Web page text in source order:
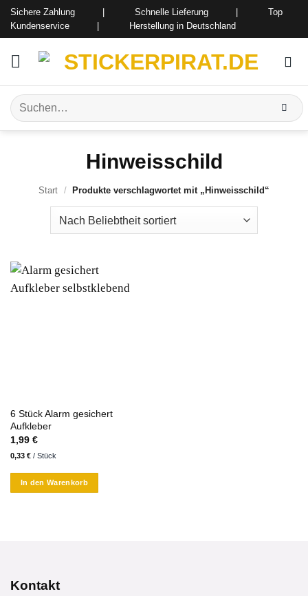
Zum
Inhalt
Sichere Zahlung | Schnelle Lieferung | Top
Kundenservice | Herstellung in Deutschland
Suchen
nach:
Hinweisschild
Start / Produkte verschlagwortet mit „Hinweisschild“
6 Stück Alarm gesichert
Aufkleber
1,99 €
0,33 €/ Stück
In den Warenkorb
Kontakt